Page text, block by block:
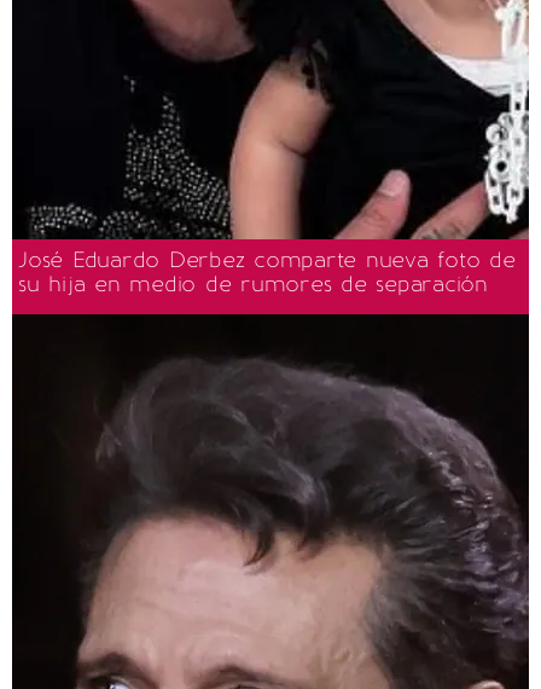
José Eduardo Derbez comparte nueva foto de
su hija en medio de rumores de separación